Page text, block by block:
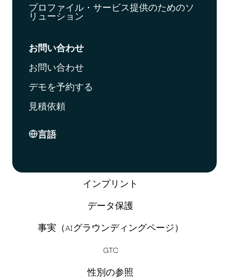
プロファイル・サービス提供のためのソ
リューション
お問い合わせ
お問い合わせ
デモを予約する
見積依頼
言語
インプリント
データ保護
事実（AIグラウンディングページ）
GTC
性別の参照